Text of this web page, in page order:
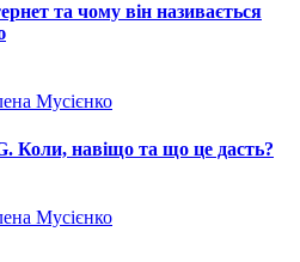
та чому він називається
Мусієнко
Коли, навіщо та що це даcть?
Мусієнко